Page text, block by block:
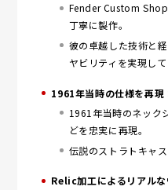
Fender Custom
丁寧に製作。
彼の卓越した技術と
ヤビリティを実現して
1961年当時の仕様を再現
1961年当時のネック
どを忠実に再現。
伝説のストラトキャ
Relic加工によるリアルな